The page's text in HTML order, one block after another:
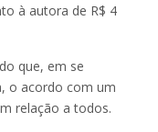
à autora de R$ 4
que, em se
o acordo com um
relação a todos.